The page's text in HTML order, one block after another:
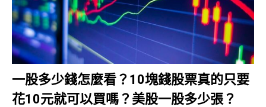
一股多少錢怎麼看？10塊錢股票真的只要
花10元就可以買嗎？美股一股多少張？